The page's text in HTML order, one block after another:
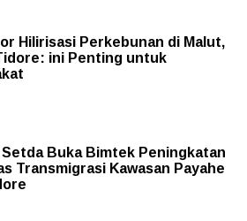
Hilirisasi Perkebunan di Malut,
ini Penting untuk
Buka Bimtek Peningkatan
Transmigrasi Kawasan Payahe